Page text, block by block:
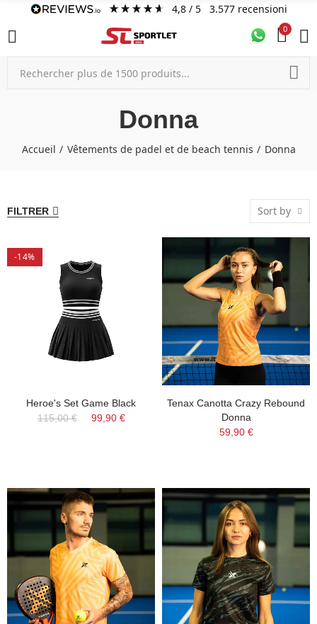
4,8/ 5 3.577 recensioni
0
Donna
Accueil Vêtements de padel et de beach tennis Donna
FILTRER Sort by
-14%
Heroe's Set Game Black
115,00 €
99,90 €
Tenax Canotta Crazy Rebound
Donna
59,90 €